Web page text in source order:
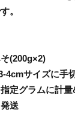
。
(200g×2)
4cmサイズに手
定グラムに計
送